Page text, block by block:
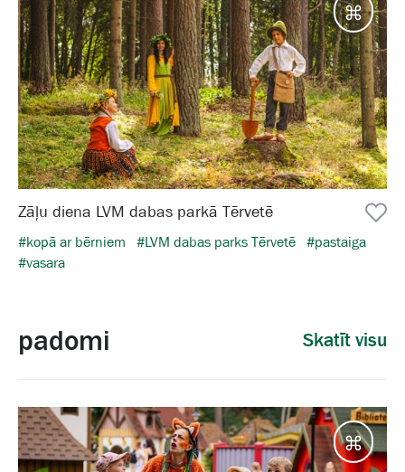
Zāļu diena LVM dabas parkā Tērvetē
#kopā ar bērniem #LVM dabas parks Tērvetē #pastaiga
#vasara
padomi Skatīt visu